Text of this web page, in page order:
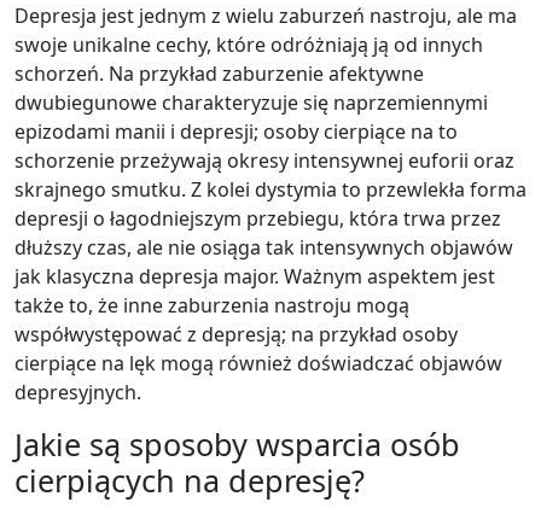
Depresja jest jednym z wielu zaburzeń nastroju, ale ma
swoje unikalne cechy, które odróżniają ją od innych
schorzeń. Na przykład zaburzenie afektywne
dwubiegunowe charakteryzuje się naprzemiennymi
epizodami manii i depresji; osoby cierpiące na to
schorzenie przeżywają okresy intensywnej euforii oraz
skrajnego smutku. Z kolei dystymia to przewlekła forma
depresji o łagodniejszym przebiegu, która trwa przez
dłuższy czas, ale nie osiąga tak intensywnych objawów
jak klasyczna depresja major. Ważnym aspektem jest
także to, że inne zaburzenia nastroju mogą
współwystępować z depresją; na przykład osoby
cierpiące na lęk mogą również doświadczać objawów
depresyjnych.
Jakie są sposoby wsparcia osób
cierpiących na depresję?